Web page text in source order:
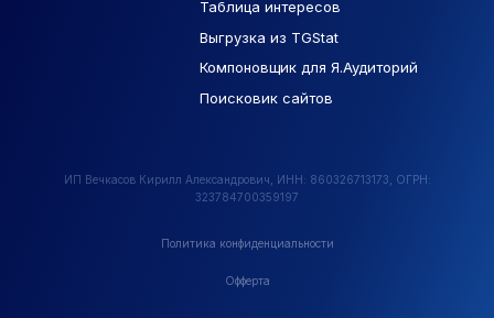
Таблица интересов
Выгрузка из TGStat
Компоновщик для Я.Аудиторий
Поисковик сайтов
ИП Вечкасов Кирилл Александрович, ИНН: 860326713173, ОГРН:
323784700359197
Политика конфиденциальности
Офферта